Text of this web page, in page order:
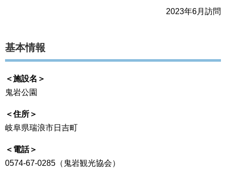
2023年6月訪問
基本情報
＜施設名＞
鬼岩公園
＜住所＞
岐阜県瑞浪市日吉町
＜電話＞
0574-67-0285（鬼岩観光協会）